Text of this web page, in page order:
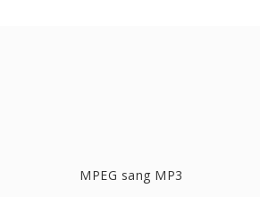
MPEG sang MP3